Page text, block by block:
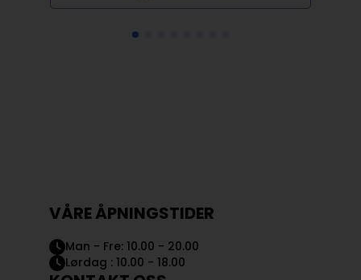
VÅRE ÅPNINGSTIDER
Man - Fre: 10.00 - 20.00
Lørdag : 10.00 - 18.00